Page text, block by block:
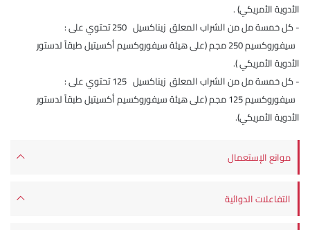
الأدوية الأمريكي) .
- كل خمسة مل من الشراب المعلق زيناكسيل 250 تحتوي على :
سيفوروكسيم 250 مجم (على هيئة سيفوروكسيم أكسيتيل طبقاً لدستور
الأدوية الأمريكي ).
- كل خمسة مل من الشراب المعلق زيناكسيل 125 تحتوي على :
سيفوروكسيم 125 مجم (على هيئة سيفوروكسيم أكسيتيل طبقاً لدستور
الأدوية الأمريكي).
موانع الإستعمال
التفاعلات الدوائية